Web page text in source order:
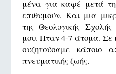
μένα για καφέ μετά
επιθυμούν. Και μια
της Θεολογικής
μου. Ήταν 4-7 άτομα. Σε
συζητούσαμε κάποιο
πνευματικής ζωής.